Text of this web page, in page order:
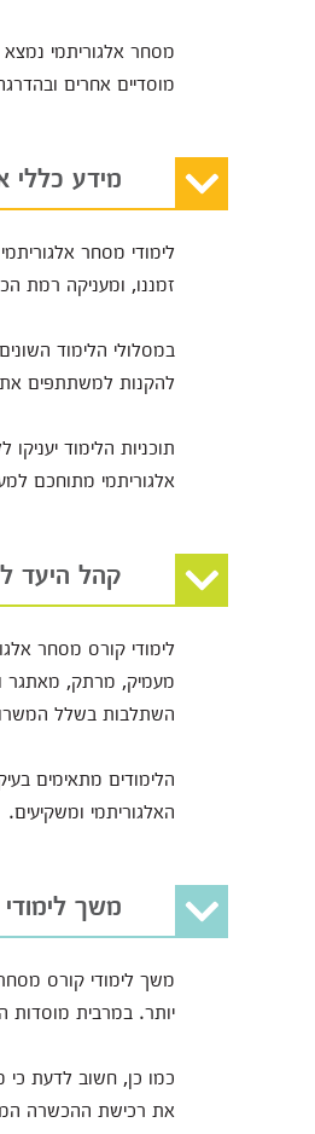
מסחר אלגוריתמי נמצא
מוסדיים אחרים
מידע כללי
לימודי מסחר
זמננו, ומעניקה רמת
במסלולי הלימוד
להקנות למשתתפים את
תוכניות הלימוד
אלגוריתמי מתוחכם
קהל היעד
לימודי קורס מסחר
מעמיק, מרתק, מאתגר
השתלבות בשלל
הלימודים מתאימים
האלגוריתמי ומשקיעים.
משך
משך לימודי קורס
יותר. במרבית
כמו כן, חשוב לדעת
את רכישת ההכשרה